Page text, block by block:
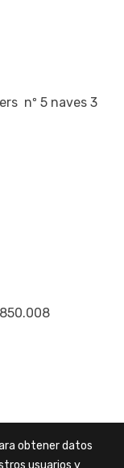
nº 5 naves 3
obtener datos
usuarios y